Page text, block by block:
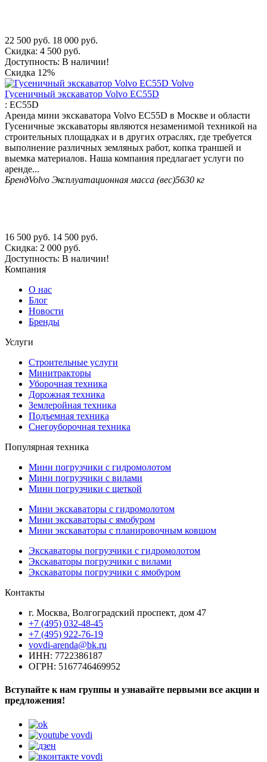
22 500 руб. 18 000 руб.
Скидка: 4 500 руб.
Доступность: В наличии!
Скидка 12%
Гусеничный экскаватор Volvo EC55D
: EC55D
Аренда мини экскаватора Volvo EC55D в Москве и области
Гусеничные экскаваторы являются незаменимой техникой на
строительных площадках и в других отраслях, где требуется
выполнение различных земляных работ, копка траншей и
выемка материалов. Наша компания предлагает услуги по
аренде...
БрендVolvo Эксплуатационная масса (вес)5630 кг
16 500 руб. 14 500 руб.
Скидка: 2 000 руб.
Доступность: В наличии!
Компания
О нас
Блог
Новости
Бренды
Услуги
Строительные услуги
Минитракторы
Уборочная техника
Дорожная техника
Землеройная техника
Подъемная техника
Снегоуборочная техника
Популярная техника
Мини погрузчики с гидромолотом
Мини погрузчики с вилами
Мини погрузчики с щеткой
Мини экскаваторы с гидромолотом
Мини экскаваторы с ямобуром
Мини экскаваторы с планировочным ковшом
Экскаваторы погрузчики с гидромолотом
Экскаваторы погрузчики с вилами
Экскаваторы погрузчики с ямобуром
Контакты
г. Москва, Волгоградский проспект, дом 47
+7 (495) 032-48-45
+7 (495) 922-76-19
vovdi-arenda@bk.ru
ИНН: 7722386187
ОГРН: 5167746469952
Вступайте к нам группы и узнавайте первыми все акции и
предложения!